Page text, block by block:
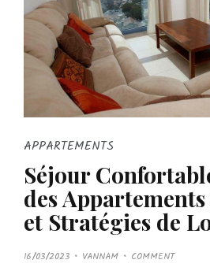
APPARTEMENTS
Séjour
des
et Stratégies de
P
O
16/03/2023 VANNAM COMMENT